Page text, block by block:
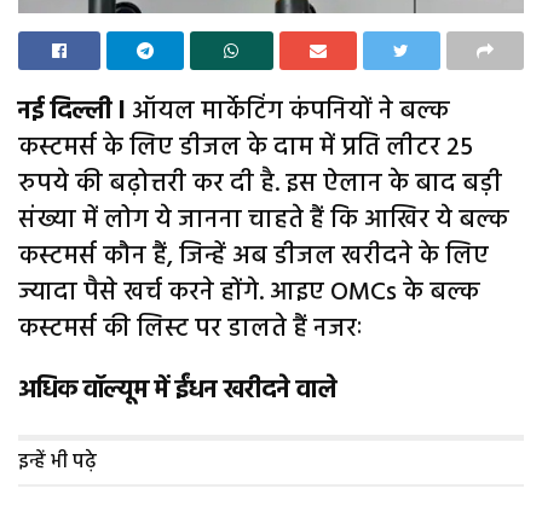
नई दिल्ली l ऑयल मार्केटिंग कंपनियों ने बल्क
कस्टमर्स के लिए डीजल के दाम में प्रति लीटर 25
रुपये की बढ़ोत्तरी कर दी है. इस ऐलान के बाद बड़ी
संख्या में लोग ये जानना चाहते हैं कि आखिर ये बल्क
कस्टमर्स कौन हैं, जिन्हें अब डीजल खरीदने के लिए
ज्यादा पैसे खर्च करने होंगे. आइए OMCs के बल्क
कस्टमर्स की लिस्ट पर डालते हैं नजरः
अधिक वॉल्यूम में ईंधन खरीदने वाले
इन्हें भी पढ़े